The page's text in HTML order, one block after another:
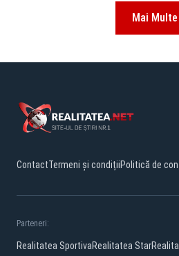
Mai Multe
ContactTermeni și condițiiPolitică de
Parteneri:
Realitatea SportivaRealitatea Star